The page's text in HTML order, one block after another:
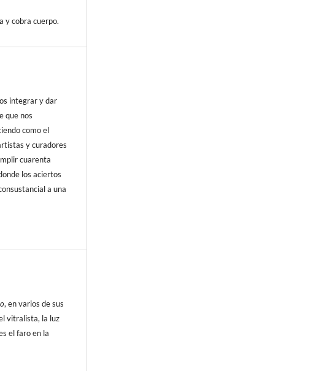
y cobra cuerpo.
integrar y dar
que nos
como el
y curadores
cuarenta
los aciertos
a una
, en varios de sus
vitralista, la luz
el faro en la